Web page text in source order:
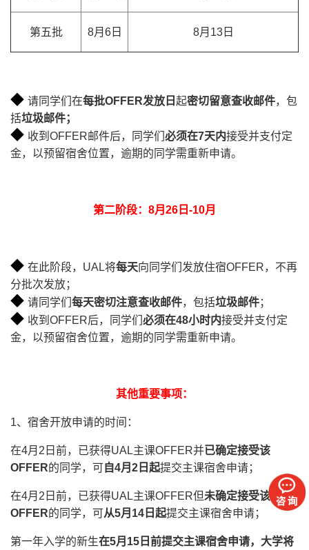
第五批 8月6日 8月13日
◆ 请同学们在每批OFFER发放日 起密切留意查收邮件，包
括垃圾邮件；
◆ 收到OFFER邮件后，同学们 必须在7天内接受并支付定
金，以预留宿舍位置，逾期的同学需重新申请。
第二阶段：8月26日-10月
◆ 在此阶段，UAL将每天向同学们发放住宿OFFER，不再
分批次发放；
◆ 请同学们 每天密切注意查收邮件，包括垃圾邮件；
◆ 收到OFFER后，同学们 必须在48小时内接受并支付定
金，以预留宿舍位置，逾期的同学需重新申请。
其他重要事项：
1、宿舍开放申请的时间：
在4月2日前，已获得UAL主课OFFER并已确定接受该
OFFER的同学，可自4月2日起提交主课宿舍申请；
在4月2日前，已获得UAL主课OFFER但未确定接受该
OFFER的同学，可从5月14日起提交主课宿舍申请；
第一年入学的新生在5月15日前提交主课宿舍申请，大学将